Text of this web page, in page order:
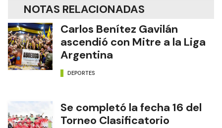
NOTAS RELACIONADAS
Carlos Benítez Gavilán
ascendió con Mitre a la Liga
Argentina
DEPORTES
Se completó la fecha 16 del
Torneo Clasificatorio